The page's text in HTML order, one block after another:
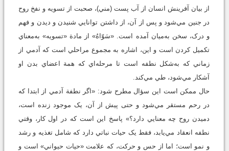
از بيان آفرينش انسان از آب پست (مني)، صحبت از تسويه و نفخ روح
در جنين مي‌شود و پس از آن، از داشتن توانايي شنيدن و ديدن و فهم
و درک، سخن به‌ميان آمده است. «سَوّاهُ» از مادة «تسويه» به‌معناي
تکميل کردن است و اين، اشاره به مجموع مراحلي است که آدمي از
زماني که به‌شکل نطفه است تا مرحله‌اي که همة اعضاي بدن او
آشکار مي‌شود، طي مي‌کند.
حال ممکن است این سؤال مطرح شود: «اگر نطفة آدمي از ابتدا که
در رحم مستقر مي‌شود و حتی پيش از آن، يک موجود زنده است،
دميدن روح چه معنايي دارد؟» پاسخ اين است که در اول کار، وقتي
نطفه انعقاد مي‌يابد، فقط يک حيات نباتي دارد که شامل تغذيه و رشد
و نمو است؛ اما از حس و حرکت، که علامت «حيات حيواني» است و